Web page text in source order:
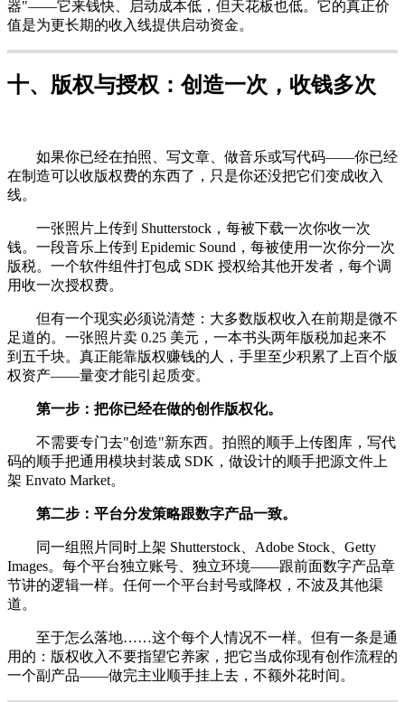
器"——它来钱快、启动成本低，但天花板也低。它的真正价
值是为更长期的收入线提供启动资金。
十、版权与授权：创造一次，收钱多次
如果你已经在拍照、写文章、做音乐或写代码——你已经
在制造可以收版权费的东西了，只是你还没把它们变成收入
线。
一张照片上传到 Shutterstock，每被下载一次你收一次
钱。一段音乐上传到 Epidemic Sound，每被使用一次你分一次
版税。一个软件组件打包成 SDK 授权给其他开发者，每个调
用收一次授权费。
但有一个现实必须说清楚：大多数版权收入在前期是微不
足道的。一张照片卖 0.25 美元，一本书头两年版税加起来不
到五千块。真正能靠版权赚钱的人，手里至少积累了上百个版
权资产——量变才能引起质变。
第一步：把你已经在做的创作版权化。
不需要专门去"创造"新东西。拍照的顺手上传图库，写代
码的顺手把通用模块封装成 SDK，做设计的顺手把源文件上
架 Envato Market。
第二步：平台分发策略跟数字产品一致。
同一组照片同时上架 Shutterstock、Adobe Stock、Getty
Images。每个平台独立账号、独立环境——跟前面数字产品章
节讲的逻辑一样。任何一个平台封号或降权，不波及其他渠
道。
至于怎么落地……这个每个人情况不一样。但有一条是通
用的：版权收入不要指望它养家，把它当成你现有创作流程的
一个副产品——做完主业顺手挂上去，不额外花时间。